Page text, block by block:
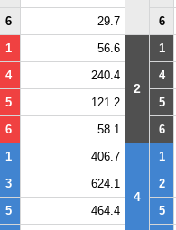
6 29.7 6
1 56.6
2
1
4 240.4
4
5 121.2
5
6 58.1 6
1 406.7
4
1
3 624.1
2
5 464.4
5